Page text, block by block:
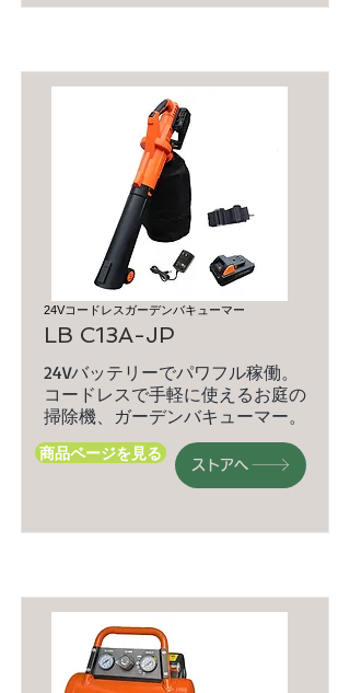
24Vコードレスガーデンバキューマー
LB C13A-JP
24Vバッテリーでパワフル稼働。
コードレスで手軽に使えるお庭の
掃除機、ガーデンバキューマー。
商品ページを見る
ストアへ